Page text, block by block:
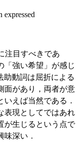
expressed
注目すべきであ
「強い希望」が感じ
助動詞は屈折による
面があり，両者が意
えば当然である．
表現としてではあれ
が生じるという点で
深い．